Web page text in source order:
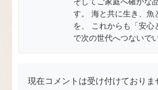
す。 海と共に生き、魚
を、 これからも「安心
で次の世代へつないで
現在コメントは受け付けておりま